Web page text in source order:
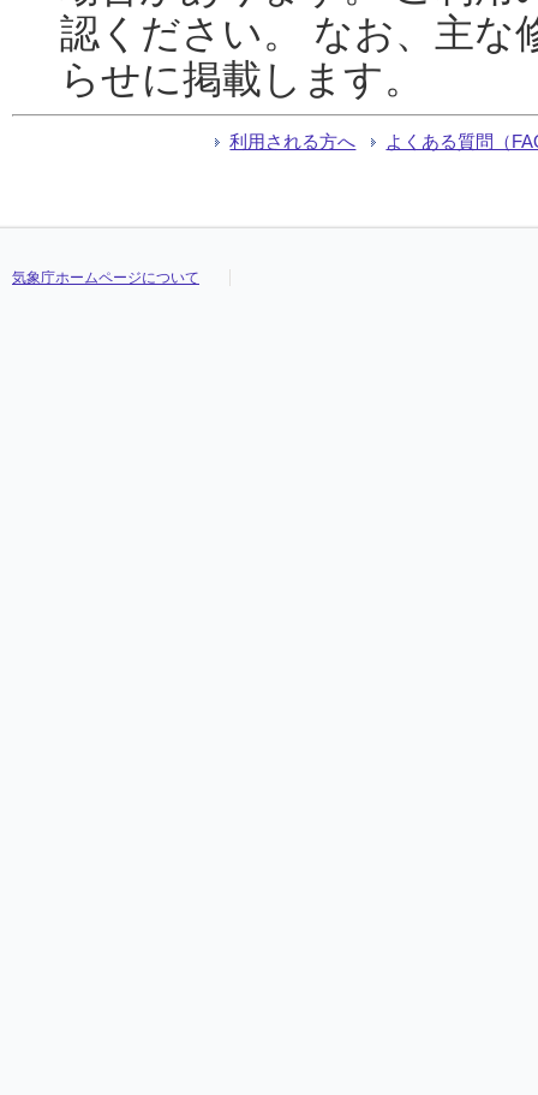
認ください。 なお、主な
らせに掲載します。
利用される方へ よくある質問（
気象庁ホームページについて